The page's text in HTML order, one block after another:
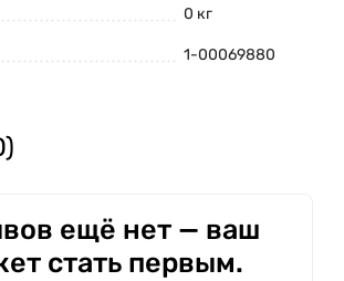
0 кг
1-00069880
ещё нет — ваш
стать первым.